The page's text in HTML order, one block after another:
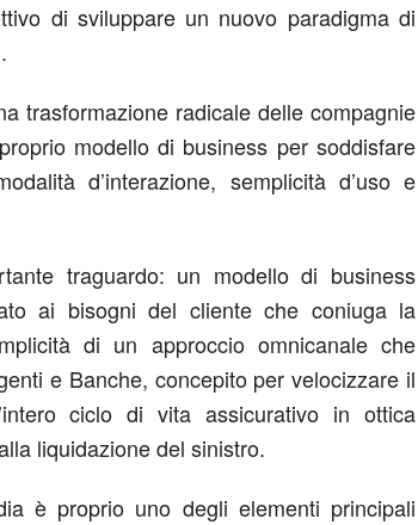
di sviluppare un nuovo paradigma di
trasformazione radicale delle compagnie
modello di business per soddisfare
d’interazione, semplicità d’uso e
traguardo: un modello di business
ai bisogni del cliente che coniuga la
di un approccio omnicanale che
e Banche, concepito per velocizzare il
ciclo di vita assicurativo in ottica
liquidazione del sinistro.
è proprio uno degli elementi principali